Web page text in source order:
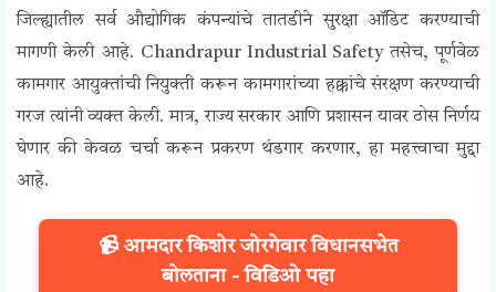
जिल्ह्यातील सर्व औद्योगिक कंपन्यांचे तातडीने सुरक्षा ऑडिट करण्याची
मागणी केली आहे. Chandrapur Industrial Safety तसेच, पूर्णवेळ
कामगार आयुक्तांची नियुक्ती करून कामगारांच्या हक्कांचे संरक्षण करण्याची
गरज त्यांनी व्यक्त केली. मात्र, राज्य सरकार आणि प्रशासन यावर ठोस निर्णय
घेणार की केवळ चर्चा करून प्रकरण थंडगार करणार, हा महत्त्वाचा मुद्दा
आहे.
📹 आमदार किशोर जोरगेवार विधानसभेत
बोलताना - विडिओ पहा